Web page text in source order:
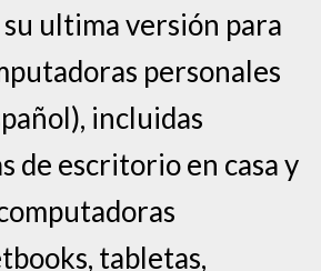
ultima versión para
personales
incluidas
de escritorio en casa y
tabletas,